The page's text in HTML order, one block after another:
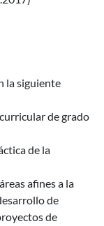
la siguiente
de grado
de la
afines a la
de
de